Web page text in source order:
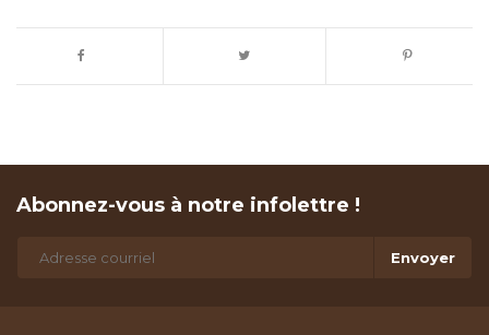
Abonnez-vous à notre infolettre !
Envoyer